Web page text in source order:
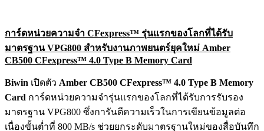
การ์ดหน่วยความจำ CFexpress™ รุ่นแรกของโลกที่ได้รับ
มาตรฐาน VPG800 สำหรับงานภาพยนตร์ยุคใหม่ Amber
CB500 CFexpress™ 4.0 Type B Memory Card
Biwin เปิดตัว Amber CB500 CFexpress™ 4.0 Type B Memory
Card การ์ดหน่วยความจำรุ่นแรกของโลกที่ได้รับการรับรอง
มาตรฐาน VPG800 ซึ่งการันตีความเร็วในการเขียนข้อมูลต่อ
เนื่องขั้นต่ำที่ 800 MB/s ช่วยยกระดับมาตรฐานใหม่ของสื่อบันทึก